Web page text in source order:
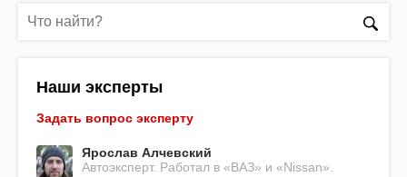
Наши эксперты
Задать вопрос эксперту
Ярослав Алчевский
Автоэксперт. Работал в «ВАЗ» и «Nissan».